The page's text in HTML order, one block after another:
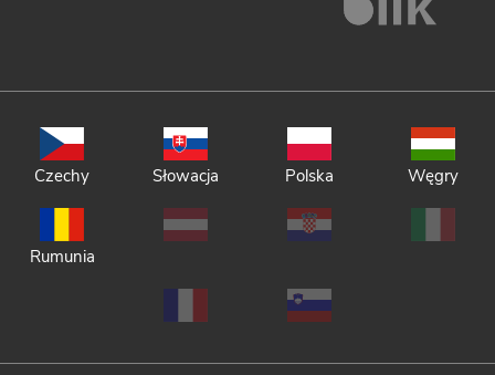
Czechy Słowacja Polska Węgry
Rumunia